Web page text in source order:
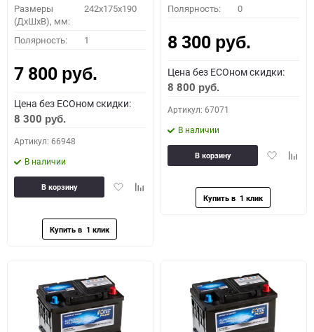
Размеры
(ДхШхВ), мм:
242x175x190
Полярность: 1
7 800 руб.
Цена без ECOном скидки:
8 300 руб.
Артикул: 66948
В наличии
ДобавитьДобавить
В корзину
Полярность: 0
8 300 руб.
Цена без ECOном скидки:
8 800 руб.
Артикул: 67071
В наличии
Добавить
В корзину